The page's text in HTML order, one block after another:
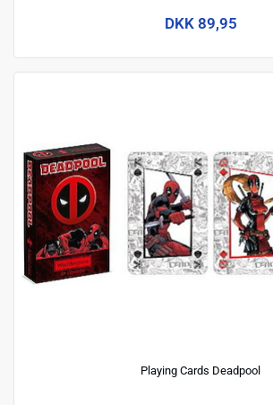
DKK 89,95
Playing Cards Deadpool